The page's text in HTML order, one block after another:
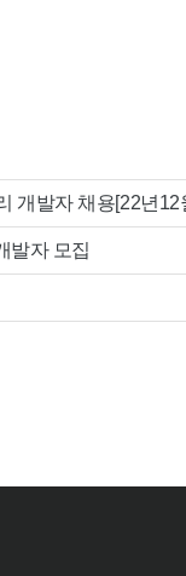
개발자 채용[22년12
발자 모집